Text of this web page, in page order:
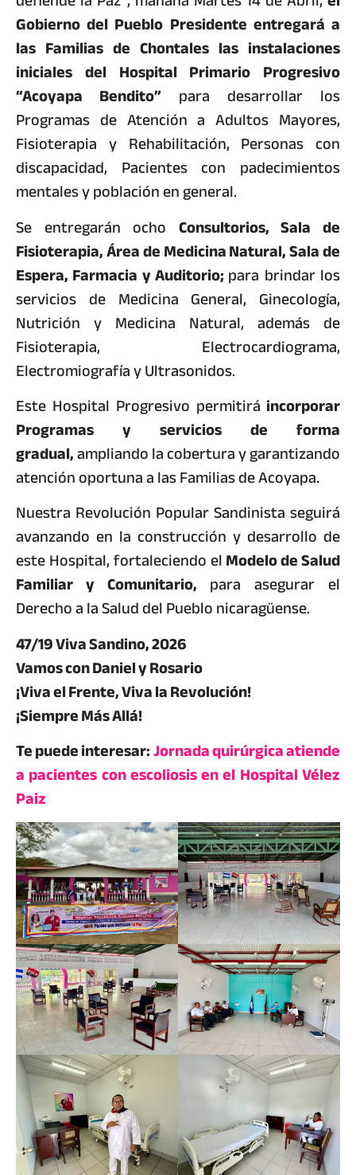
Gobierno del Pueblo Presidente entregará a
las Familias de Chontales las instalaciones
iniciales del Hospital Primario Progresivo
“Acoyapa Bendito” para desarrollar los
Programas de Atención a Adultos Mayores,
Fisioterapia y Rehabilitación, Personas con
discapacidad, Pacientes con padecimientos
mentales y población en general.
Se entregarán ocho Consultorios, Sala de
Fisioterapia, Área de Medicina Natural, Sala de
Espera, Farmacia y Auditorio;para brindar los
servicios de Medicina General, Ginecología,
Nutrición y Medicina Natural, además de
Fisioterapia, Electrocardiograma,
Electromiografía y Ultrasonidos.
Este Hospital Progresivo permitirá incorporar
Programas y servicios de forma
gradual,ampliando la cobertura y garantizando
atención oportuna a las Familias de Acoyapa.
Nuestra Revolución Popular Sandinista seguirá
avanzando en la construcción y desarrollo de
este Hospital, fortaleciendo elModelo de Salud
Familiar y Comunitario, para asegurar el
Derecho a la Salud del Pueblo nicaragüense.
47/19 Viva Sandino, 2026
Vamos con Daniel y Rosario
¡Viva el Frente, Viva la Revolución!
¡Siempre Más Allá!
Te puede interesar:Jornada quirúrgica atiende
a pacientes con escoliosis en el Hospital Vélez
Paiz